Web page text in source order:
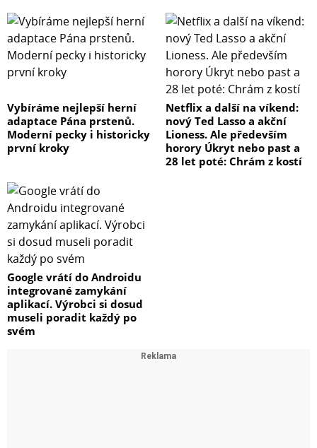
Vybíráme nejlepší herní
adaptace Pána prstenů.
Moderní pecky i historicky
první kroky
Netflix a další na víkend:
nový Ted Lasso a akční
Lioness. Ale především
horory Úkryt nebo past a
28 let poté: Chrám z kostí
Google vrátí do Androidu
integrované zamykání
aplikací. Výrobci si dosud
museli poradit každý po
svém